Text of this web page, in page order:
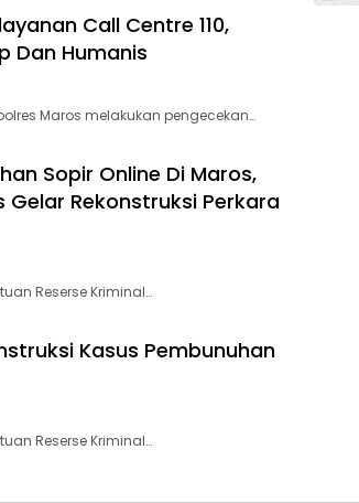
Call Centre 110,
Dan Humanis
Maros melakukan pengecekan…
Sopir Online Di Maros,
Gelar Rekonstruksi Perkara
Reserse Kriminal…
Kasus Pembunuhan
Reserse Kriminal…